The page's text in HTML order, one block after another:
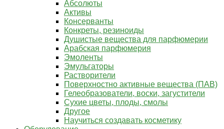
Абсолюты
Активы
Консерванты
Конкреты, резиноиды
Душистые вещества для парфюмерии
Арабская парфюмерия
Эмоленты
Эмульгаторы
Растворители
Поверхностно активные вещества (ПАВ)
Гелеобразователи, воски, загустители
Сухие цветы, плоды, смолы
Другое
Научиться создавать косметику